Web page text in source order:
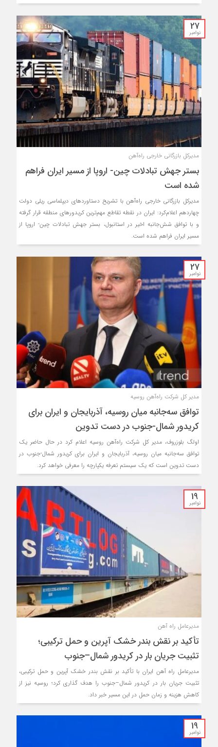
27
نوامبر
مدیرکل بازرگانی خارجی راه‌آهن
بستر جهش تبادلات چین- اروپا از مسیر ایران فراهم
شده است
مدیرکل بازرگانی خارجی راه‌آهن با تشریح دستاوردهای دیپلماسی ریلی دولت
چهاردهم اعلام‌کرد: ایران در نقطه تقاطع مهم‌ترین کریدورهای منطقه قرار گرفته
و با توافق شش‌جانبه اخیر در استانبول، بستر جهش تبادلات چین- اروپا از
مسیر ایران فراهم شده است.
27
نوامبر
مدیر کل شرکت راه‌آهن روسیه
توافق سه‌جانبه میان روسیه، آذربایجان و ایران برای
کریدور شمال-جنوب در دست تدوین
اولگ بلوزروف، مدیر کل شرکت راه‌آهن روسیه اعلام کرد در حال حاضر یک
توافق سه‌جانبه میان روسیه، آذربایجان و ایران برای کریدور شمال-جنوب در
دست تدوین است که یک سیستم تعرفه یکپارچه را معرفی خواهد کرد.
19
نوامبر
مدیرعامل راه آهن
تأکید بر نقش بندر خشک آپرین و حمل ترکیبی؛
تثبیت جریان بار در کریدور شمال–جنوب
مدیرعامل راه آهن ایران با تأکید بر نقش بندر خشک آپرین و حمل ترکیبی،
تثبیت جریان بار در کریدور شمال–جنوب را هدف گذاری کرد؛ روسیه نیز از
کاهش هزینه و زمان حمل در این مسیر خبر داد.
19
نوامبر